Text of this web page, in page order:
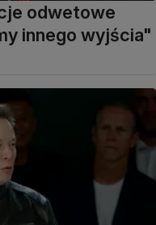
odwetowe
innego wyjścia"